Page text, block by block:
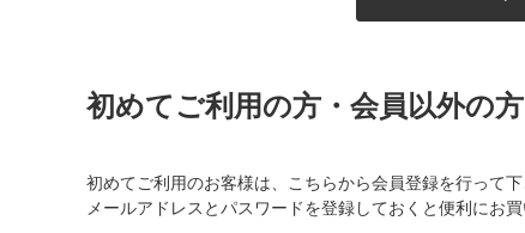
初めてご利用の方・会員以外の方
初めてご利用のお客様は、こちらから会員登録を行って下
メールアドレスとパスワードを登録しておくと便利にお